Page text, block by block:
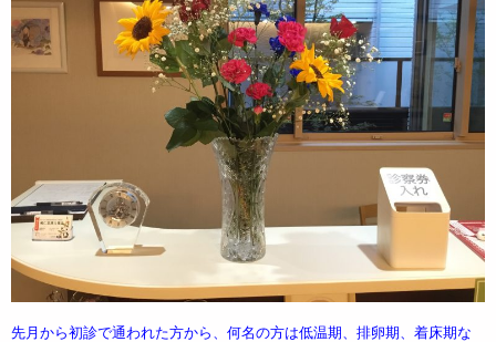
先月から初診で通われた方から、何名の方は低温期、排卵期、着床期な